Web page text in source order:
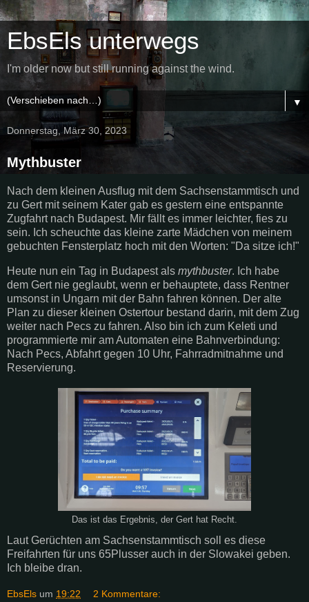
EbsEls unterwegs
I'm older now but still running against the wind.
▼
Donnerstag, März 30, 2023
Mythbuster
Nach dem kleinen Ausflug mit dem Sachsenstammtisch und
zu Gert mit seinem Kater gab es gestern eine entspannte
Zugfahrt nach Budapest. Mir fällt es immer leichter, fies zu
sein. Ich scheuchte das kleine zarte Mädchen von meinem
gebuchten Fensterplatz hoch mit den Worten: "Da sitze ich!"
Heute nun ein Tag in Budapest als mythbuster. Ich habe
dem Gert nie geglaubt, wenn er behauptete, dass Rentner
umsonst in Ungarn mit der Bahn fahren können. Der alte
Plan zu dieser kleinen Ostertour bestand darin, mit dem Zug
weiter nach Pecs zu fahren. Also bin ich zum Keleti und
programmierte mir am Automaten eine Bahnverbindung:
Nach Pecs, Abfahrt gegen 10 Uhr, Fahrradmitnahme und
Reservierung.
Das ist das Ergebnis, der Gert hat Recht.
Laut Gerüchten am Sachsenstammtisch soll es diese
Freifahrten für uns 65Plusser auch in der Slowakei geben.
Ich bleibe dran.
EbsEls um 19:22 2 Kommentare: